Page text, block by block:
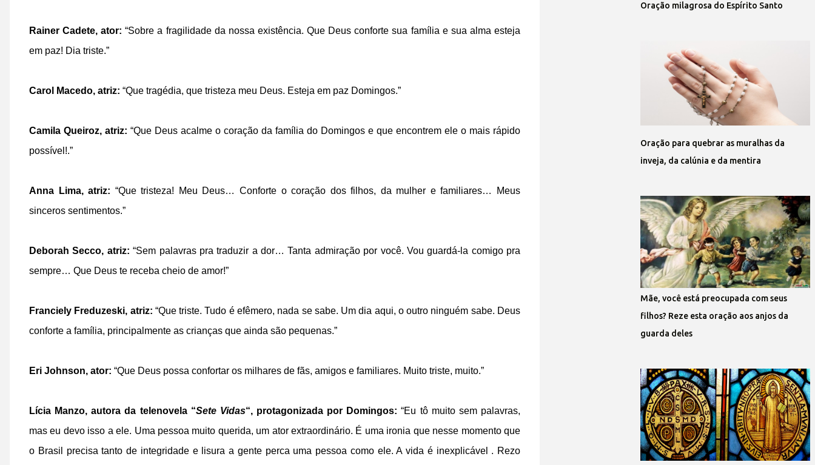
Rainer Cadete, ator: “Sobre a fragilidade da nossa existência. Que Deus conforte sua família e sua alma esteja
em paz! Dia triste.”
Carol Macedo, atriz: “Que tragédia, que tristeza meu Deus. Esteja em paz Domingos.”
Camila Queiroz, atriz: “Que Deus acalme o coração da família do Domingos e que encontrem ele o mais rápido
possível!.”
Anna Lima, atriz: “Que tristeza! Meu Deus… Conforte o coração dos filhos, da mulher e familiares… Meus
sinceros sentimentos.”
Deborah Secco, atriz: “Sem palavras pra traduzir a dor… Tanta admiração por você. Vou guardá-la comigo pra
sempre… Que Deus te receba cheio de amor!”
Franciely Freduzeski, atriz: “Que triste. Tudo é efêmero, nada se sabe. Um dia aqui, o outro ninguém sabe. Deus
conforte a família, principalmente as crianças que ainda são pequenas.”
Eri Johnson, ator: “Que Deus possa confortar os milhares de fãs, amigos e familiares. Muito triste, muito.”
Lícia Manzo, autora da telenovela “Sete Vidas“, protagonizada por Domingos:“Eu tô muito sem palavras,
mas eu devo isso a ele. Uma pessoa muito querida, um ator extraordinário. É uma ironia que nesse momento que
o Brasil precisa tanto de integridade e lisura a gente perca uma pessoa como ele. A vida é inexplicável . Rezo
Oração milagrosa do Espírito Santo
Oração para quebrar as muralhas da
inveja, da calúnia e da mentira
Mãe, você está preocupada com seus
filhos? Reze esta oração aos anjos da
guarda deles